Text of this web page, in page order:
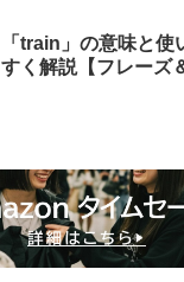
「train」の意味と使
すく解説【フレーズ